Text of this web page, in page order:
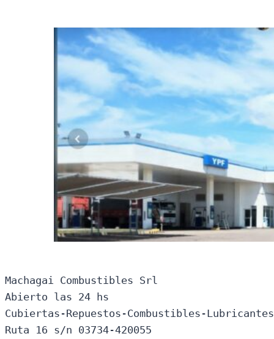
Machagai Combustibles Srl
Abierto las 24 hs
Cubiertas-Repuestos-Combustibles-
Ruta 16 s/n 03734-420055